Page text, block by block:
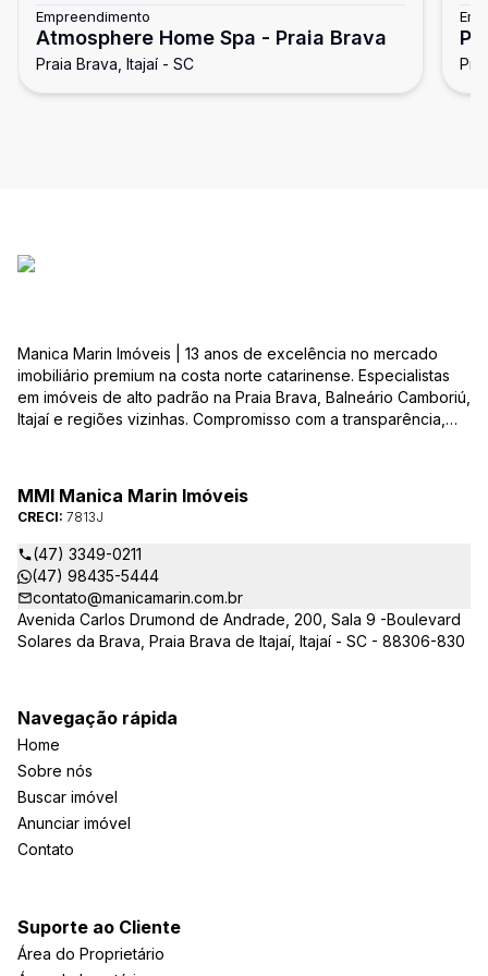
Empreendimento
Atmosphere Home Spa - Praia Brava
Praia Brava, Itajaí - SC
Manica Marin Imóveis | 13 anos de excelência no mercado
imobiliário premium na costa norte catarinense. Especialistas
em imóveis de alto padrão na Praia Brava, Balneário Camboriú,
Itajaí e regiões vizinhas. Compromisso com a transparência,
entende e valoriza seu investimento.
MMI Manica Marin Imóveis
CRECI: 7813J
(47) 3349-0211
(47) 98435-5444
contato@manicamarin.com.br
Avenida Carlos Drumond de Andrade, 200, Sala 9 -Boulevard
Solares da Brava, Praia Brava de Itajaí, Itajaí - SC - 88306-830
Navegação rápida
Home
Sobre nós
Buscar imóvel
Anunciar imóvel
Contato
Suporte ao Cliente
Área do Proprietário